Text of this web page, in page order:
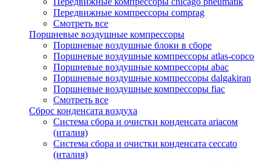
Передвижные компрессоры comprag
Смотреть все
Поршневые воздушные компрессоры
Поршневые воздушные блоки в сборе
Поршневые воздушные компрессоры atlas-copco
Поршневые воздушные компрессоры abac
Поршневые воздушные компрессоры dalgakiran
Поршневые воздушные компрессоры fiac
Смотреть все
Сброс конденсата воздуха
Система сбора и очистки конденсата ariacом
(италия)
Система сбора и очистки конденсата ceccato
(италия)